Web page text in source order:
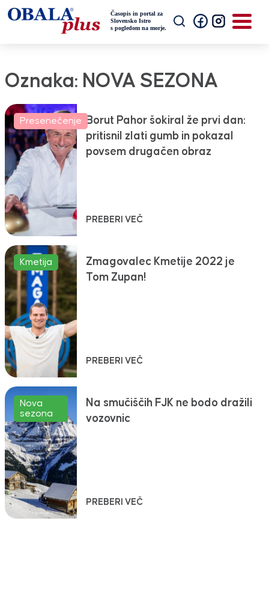
Oznaka: NOVA SEZONA
Presenečenje
Borut Pahor šokiral že prvi dan:
pritisnil zlati gumb in pokazal
povsem drugačen obraz
PREBERI VEČ
Kmetija
Zmagovalec Kmetije 2022 je
Tom Zupan!
PREBERI VEČ
Nova
sezona
Na smučiščih FJK ne bodo dražili
vozovnic
PREBERI VEČ